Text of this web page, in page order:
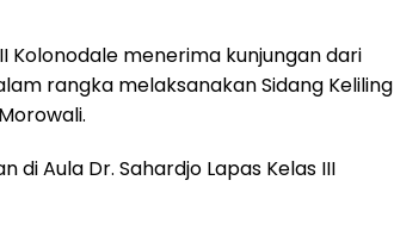
Kolonodale menerima kunjungan dari
rangka melaksanakan Sidang Keliling
di Aula Dr. Sahardjo Lapas Kelas III